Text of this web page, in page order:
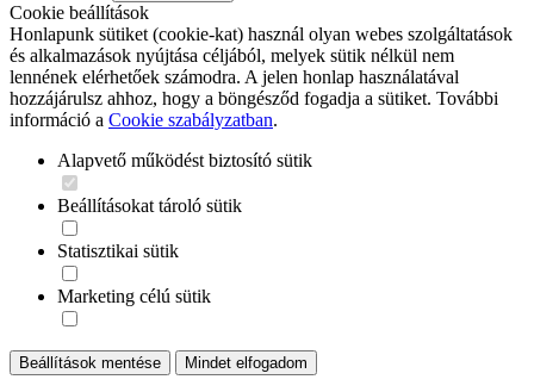
Cookie beállítások
Honlapunk sütiket (cookie-kat) használ olyan webes szolgáltatások
és alkalmazások nyújtása céljából, melyek sütik nélkül nem
lennének elérhetőek számodra. A jelen honlap használatával
hozzájárulsz ahhoz, hogy a böngésződ fogadja a sütiket. További
információ a Cookie szabályzatban.
Alapvető működést biztosító sütik
Beállításokat tároló sütik
Statisztikai sütik
Marketing célú sütik
Beállítások mentése Mindet elfogadom